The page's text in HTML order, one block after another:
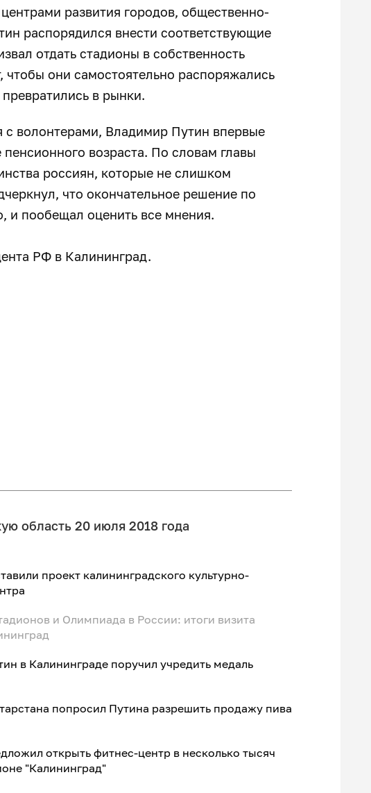
развития городов, общественно-
распорядился внести соответствующие
отдать стадионы в собственность
чтобы они самостоятельно распоряжались
в рынки.
с волонтерами, Владимир Путин впервые
возраста. По словам главы
россиян, которые не слишком
что окончательное решение по
и пообещал оценить все мнения.
РФ в Калининград.
область 20 июля 2018 года
проект калининградского культурно-
и Олимпиада в России: итоги визита
в Калининграде поручил учредить медаль
попросил Путина разрешить продажу пива
открыть фитнес-центр в несколько тысяч
"Калининград"